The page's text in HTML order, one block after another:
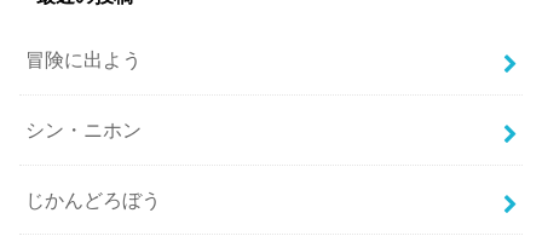
冒険に出よう
シン・ニホン
じかんどろぼう